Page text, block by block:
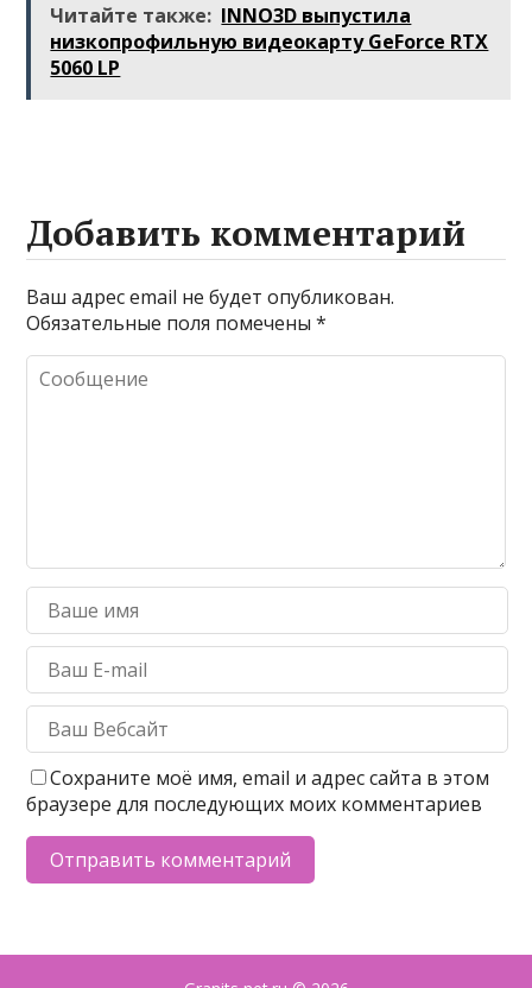
миру
беспроводной
Читайте также: INNO3D выпустила
низкопрофильную видеокарту GeForce RTX
5060 LP
Добавить комментарий
Ваш адрес email не будет опубликован.
Обязательные поля помечены*
Сохраните моё имя, email и адрес сайта в этом
браузере для последующих моих комментариев